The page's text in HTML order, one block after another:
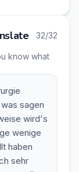
32/32
know what
sagen
wird's
wenige
haben
sehr